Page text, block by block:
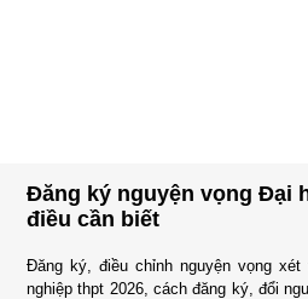
Đăng ký nguyện vọng Đại
điều cần biết
Đăng ký, điều chỉnh nguyện vọng
nghiệp thpt 2026, cách đăng ký, đổi